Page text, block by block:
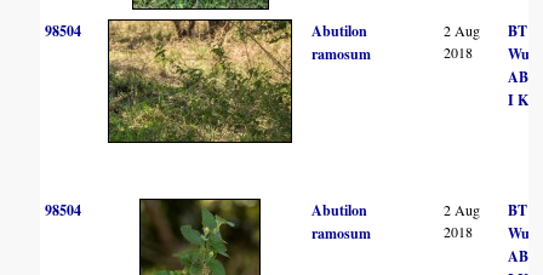
98504
Abutilon
ramosum
2 Aug
2018
BT
AB
I
98504
Abutilon
ramosum
2 Aug
2018
BT
AB